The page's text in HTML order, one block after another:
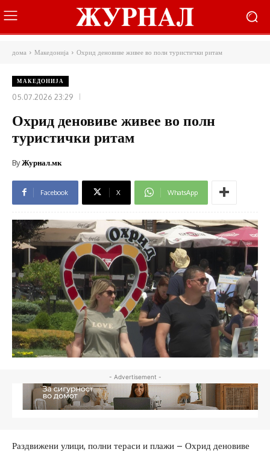
дома Македонија Охрид деновиве живее во полн туристички ритам
МАКЕДОНИЈА
05.07.2026 23:29
Охрид деновиве живее во полн
туристички ритам
ByЖурнал.мк
Facebook X WhatsApp
- Advertisement -
Раздвижени улици, полни тераси и плажи – Охрид деновиве